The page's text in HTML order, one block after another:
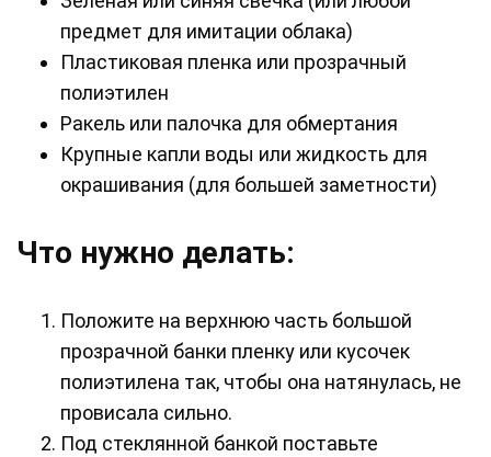
предмет для имитации облака)
Пластиковая пленка или прозрачный
полиэтилен
Ракель или палочка для обмертания
Крупные капли воды или жидкость для
окрашивания (для большей заметности)
Что нужно делать:
Положите на верхнюю часть большой
прозрачной банки пленку или кусочек
полиэтилена так, чтобы она натянулась, не
провисала сильно.
Под стеклянной банкой поставьте